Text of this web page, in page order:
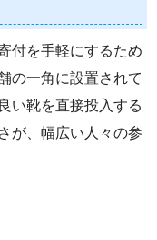
付を手軽にするため
の一角に設置されて
い靴を直接投入する
が、幅広い人々の参